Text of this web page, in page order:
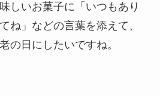
しいお菓子に「いつもあり
ね」などの言葉を添えて、
の日にしたいですね。